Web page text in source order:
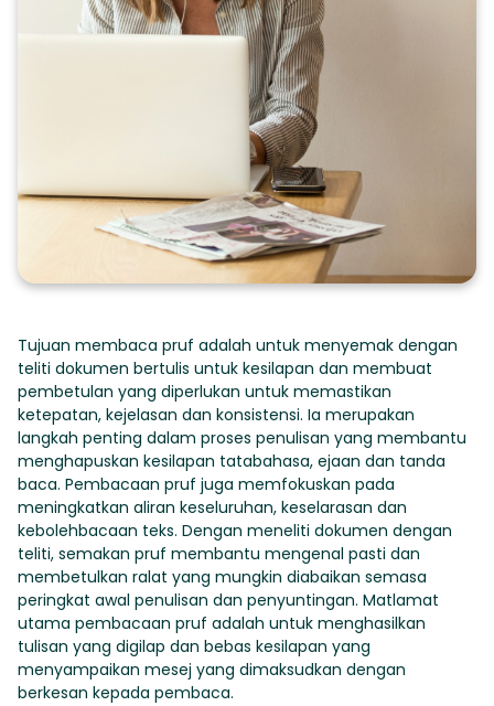
Tujuan membaca pruf adalah untuk menyemak dengan
teliti dokumen bertulis untuk kesilapan dan membuat
pembetulan yang diperlukan untuk memastikan
ketepatan, kejelasan dan konsistensi. Ia merupakan
langkah penting dalam proses penulisan yang membantu
menghapuskan kesilapan tatabahasa, ejaan dan tanda
baca. Pembacaan pruf juga memfokuskan pada
meningkatkan aliran keseluruhan, keselarasan dan
kebolehbacaan teks. Dengan meneliti dokumen dengan
teliti, semakan pruf membantu mengenal pasti dan
membetulkan ralat yang mungkin diabaikan semasa
peringkat awal penulisan dan penyuntingan. Matlamat
utama pembacaan pruf adalah untuk menghasilkan
tulisan yang digilap dan bebas kesilapan yang
menyampaikan mesej yang dimaksudkan dengan
berkesan kepada pembaca.